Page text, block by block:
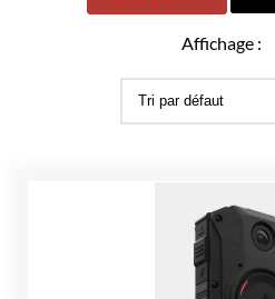
Affichage :